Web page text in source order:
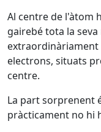
Al centre de l'àtom
gairebé tota la
extraordinàriament
electrons, situats
centre.
La part sorprenent
pràcticament no hi